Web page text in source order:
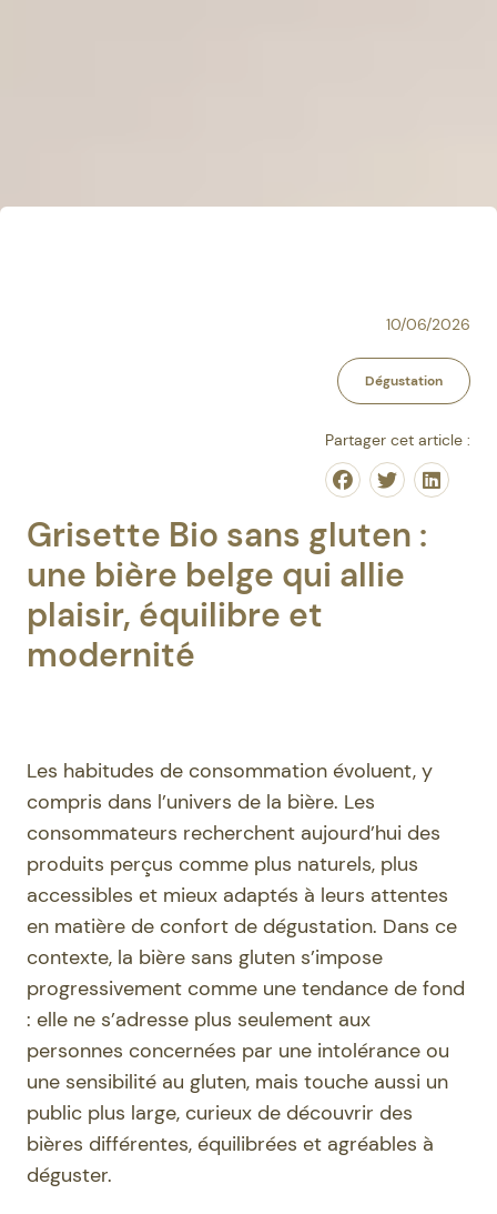
10/06/2026
Dégustation
Partager cet article :
Share onShare on
Share
Grisette Bio sans gluten :
une bière belge qui allie
plaisir, équilibre et
modernité
Les habitudes de consommation évoluent, y
compris dans l’univers de la bière. Les
consommateurs recherchent aujourd’hui des
produits perçus comme plus naturels, plus
accessibles et mieux adaptés à leurs attentes
en matière de confort de dégustation. Dans ce
contexte, la bière sans gluten s’impose
progressivement comme une tendance de fond
: elle ne s’adresse plus seulement aux
personnes concernées par une intolérance ou
une sensibilité au gluten, mais touche aussi un
public plus large, curieux de découvrir des
bières différentes, équilibrées et agréables à
déguster.